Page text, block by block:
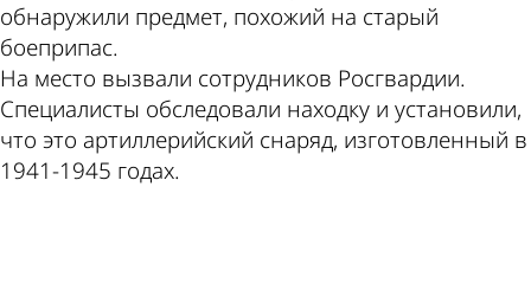
обнаружили предмет, похожий на старый
боеприпас.
На место вызвали сотрудников Росгвардии.
Специалисты обследовали находку и установили,
что это артиллерийский снаряд, изготовленный в
1941-1945 годах.